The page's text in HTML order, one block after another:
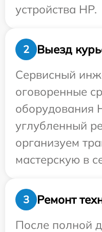
устройства HP.
2
Выезд
Сервисный
оговоренные
оборудования
углубленный
организуем
мастерскую в
3
Ремонт
После полной